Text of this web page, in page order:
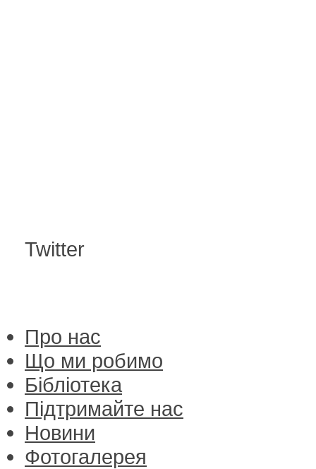
Twitter
Про нас
Що ми робимо
Бібліотека
Підтримайте нас
Новини
Фотогалерея